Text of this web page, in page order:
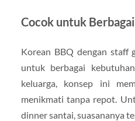
Cocok untuk
Korean BBQ dengan staff
untuk berbagai
keluarga, konsep ini
menikmati tanpa repot.
dinner santai, suasananya